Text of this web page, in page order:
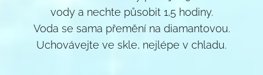
vody a nechte působit 1,5 hodiny.
Voda se sama přemění na diamantovou.
Uchovávejte ve skle, nejlépe v chladu.